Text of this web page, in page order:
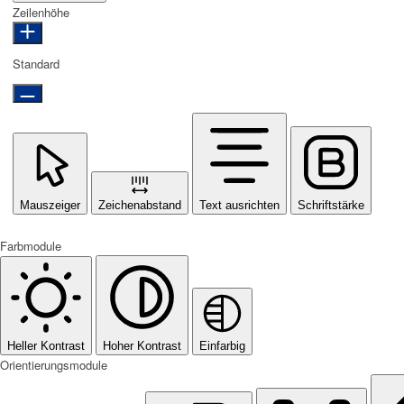
Zeilenhöhe
Standard
Mauszeiger Zeichenabstand Text ausrichten Schriftstärke
Farbmodule
Heller Kontrast Hoher Kontrast Einfarbig
Orientierungsmodule